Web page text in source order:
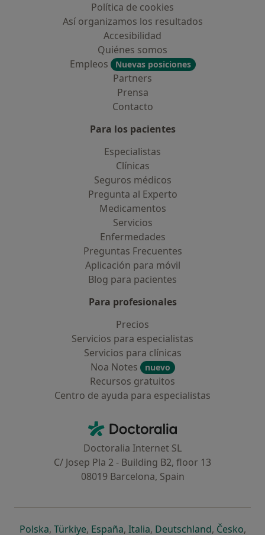
Política de cookies
Así organizamos los resultados
Accesibilidad
Quiénes somos
Empleos
Nuevas posiciones
Partners
Prensa
Contacto
Para los pacientes
Especialistas
Clínicas
Seguros médicos
Pregunta al Experto
Medicamentos
Servicios
Enfermedades
Preguntas Frecuentes
Aplicación para móvil
Blog para pacientes
Para profesionales
Precios
Servicios para especialistas
Servicios para clínicas
Noa Notes
nuevo
Recursos gratuitos
Centro de ayuda para especialistas
Doctoralia - Página de inicio
Doctoralia Internet SL
C/ Josep Pla 2 - Building B2, floor 13
08019 Barcelona, Spain
Polskase abre en una nueva pestaña
, Türkiyese abre en una nueva pestaña
, Españase abre en una nueva pestaña
, Italiase abre en una nueva
, Deutschlandse abre en
, Českose
,